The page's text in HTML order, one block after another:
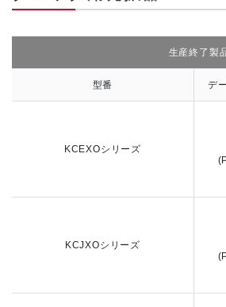
生産終了製
型番 デ
KCEXOシリーズ
KCJXOシリーズ